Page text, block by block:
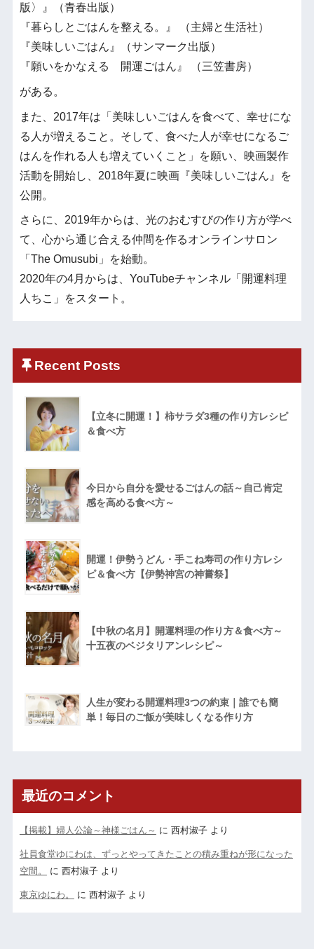
版〉』（青春出版）
『暮らしとごはんを整える。』 （主婦と生活社）
『美味しいごはん』（サンマーク出版）
『願いをかなえる 開運ごはん』 （三笠書房）
がある。
また、2017年は「美味しいごはんを食べて、幸せにな
る人が増えること。そして、食べた人が幸せになるご
はんを作れる人も増えていくこと」を願い、映画製作
活動を開始し、2018年夏に映画『美味しいごはん』を
公開。
さらに、2019年からは、光のおむすびの作り方が学べ
て、心から通じ合える仲間を作るオンラインサロン
「The Omusubi」を始動。
2020年の4月からは、YouTubeチャンネル「開運料理
人ちこ」をスタート。
Recent Posts
【立冬に開運！】柿サラダ3種の作り方レシピ
＆食べ方
今日から自分を愛せるごはんの話～自己肯定
感を高める食べ方～
開運！伊勢うどん・手こね寿司の作り方レシ
ピ＆食べ方【伊勢神宮の神嘗祭】
【中秋の名月】開運料理の作り方＆食べ方～
十五夜のベジタリアンレシピ～
人生が変わる開運料理3つの約束｜誰でも簡
単！毎日のご飯が美味しくなる作り方
最近のコメント
【掲載】婦人公論～神様ごはん～ に 西村淑子より
社員食堂ゆにわは、ずっとやってきたことの積み重ねが形になった
空間。
に 西村淑子より
東京ゆにわ。 に 西村淑子より